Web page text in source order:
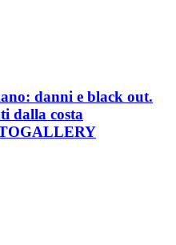
danni e black out.
dalla costa